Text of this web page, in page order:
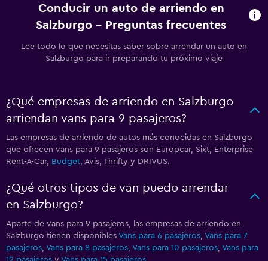
Conducir un auto de arriendo en
Salzburgo - Preguntas frecuentes
Lee todo lo que necesitas saber sobre arrendar un auto en
Salzburgo para ir preparando tu próximo viaje
¿Qué empresas de arriendo en Salzburgo
arriendan vans para 9 pasajeros?
Las empresas de arriendo de autos más conocidas en Salzburgo
que ofrecen vans para 9 pasajeros son Europcar, Sixt, Enterprise
Rent-A-Car, Budget , Avis, Thrifty y DRIVUS.
¿Qué otros tipos de van puedo arrendar
en Salzburgo?
Aparte de vans para 9 pasajeros, las empresas de arriendo en
Salzburgo tienen disponibles Vans para 6 pasajeros Vans para 7
pasajeros Vans para 8 pasajeros Vans para 10 pasajeros Vans para